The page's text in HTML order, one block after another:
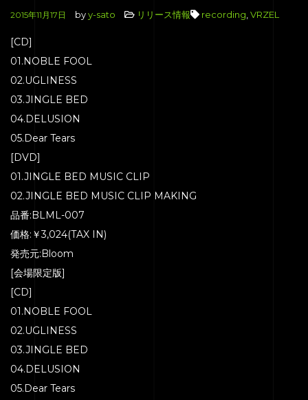
2015年11月17日 byy-sato リリース情報 recording VRZEL
[CD]
01.NOBLE FOOL
02.UGLINESS
03.JINGLE BED
04.DELUSION
05.Dear Tears
[DVD]
01.JINGLE BED MUSIC CLIP
02.JINGLE BED MUSIC CLIP MAKING
品番:BLML-007
価格:￥3,024(TAX IN)
発売元:Bloom
[会場限定版]
[CD]
01.NOBLE FOOL
02.UGLINESS
03.JINGLE BED
04.DELUSION
05.Dear Tears